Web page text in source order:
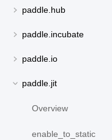
paddle.hub
paddle.incubate
paddle.io
paddle.jit
Overview
enable_to_static